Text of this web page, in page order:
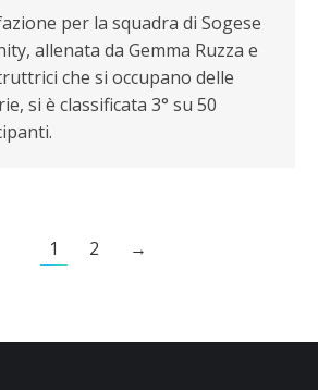
per la squadra di Sogese
allenata da Gemma Ruzza e
che si occupano delle
si è classificata 3° su 50
1 2 →